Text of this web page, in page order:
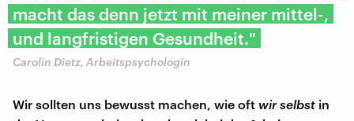
macht das denn jetzt mit meiner mittel-,
und langfristigen Gesundheit."
Carolin Dietz, Arbeitspsychologin
Wir sollten uns bewusst machen, wie oft wir selbst in